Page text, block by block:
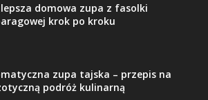
domowa zupa z fasolki
krok po kroku
zupa tajska – przepis na
podróż kulinarną